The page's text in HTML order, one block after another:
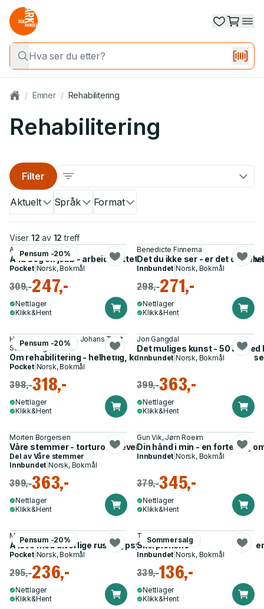
/ Emner / Rehabilitering
Rehabilitering
Aktuelt Språk Format
Filter
Viser 12 av 12 treff
Pensum -20%
Angelika Schafft
Å få seg en jobb - arbeidsrettet rehabilitering ved psykiske
Pocket| Norsk, Bokmål
309,-247,-
Nettlager
Klikk&Hent
Benedicte Finnema
Det du ikke ser - er det du selv
Innbundet |Norsk, Bokmål
298,-271,-
Nettlager
Klikk&Hent
Pensum -20%
Hanne Thommesen, Johans Tveit
Sandvin og 1 annen
Om rehabilitering - helhetlig, koordinert og individuelt
Pocket| Norsk, Bokmål
398,-318,-
Nettlager
Klikk&Hent
Jon Gangdal
Det muliges kunst - 50 år
Innbundet |Norsk, Bokmål
399,-363,-
Nettlager
Klikk&Hent
Morten Borgersen
Våre stemmer - torturoverlevere : vi som skulle tie
Del av Våre stemmer
Innbundet |Norsk, Bokmål
399,-363,-
Nettlager
Klikk&Hent
Gun Vik, Jørn Roeim
Din hånd i min - en fortelling
Innbundet |Norsk, Bokmål
379,-345,-
Nettlager
Klikk&Hent
Pensum -20%
Margareth Randby
Å leve med alvorlige rus- og psykiatriproblemer - på vei mot
Pocket| Norsk, Bokmål
295,-236,-
Nettlager
Klikk&Hent
Sommersalg
Tore Grønlien
Skorpionene
Innbundet |Norsk, Bokmål
339,-136,-
Nettlager
Klikk&Hent